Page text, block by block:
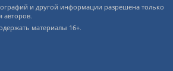
и другой информации разрешена только
авторов.
материалы 16+.